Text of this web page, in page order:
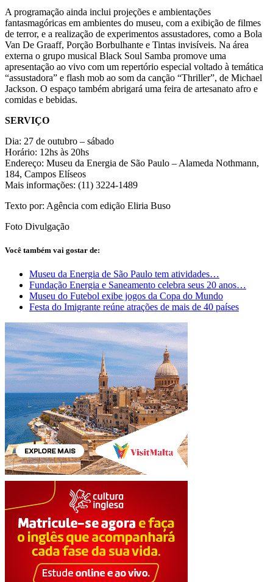
A programação ainda inclui projeções e ambientações
fantasmagóricas em ambientes do museu, com a exibição de filmes
de terror, e a realização de experimentos assustadores, como a Bola
Van De Graaff, Porção Borbulhante e Tintas invisíveis. Na área
externa o grupo musical Black Soul Samba promove uma
apresentação ao vivo com um repertório especial voltado à temática
“assustadora” e flash mob ao som da canção “Thriller”, de Michael
Jackson. O espaço também abrigará uma feira de artesanato afro e
comidas e bebidas.
SERVIÇO
Dia: 27 de outubro – sábado
Horário: 12hs às 20hs
Endereço: Museu da Energia de São Paulo – Alameda Nothmann,
184, Campos Elíseos
Mais informações: (11) 3224-1489
Texto por: Agência com edição Eliria Buso
Foto Divulgação
Você também vai gostar de:
Museu da Energia de São Paulo tem atividades…
Fundação Energia e Saneamento celebra seus 20 anos…
Museu do Futebol exibe jogos da Copa do Mundo
Festa do Imigrante reúne atrações de mais de 40 países